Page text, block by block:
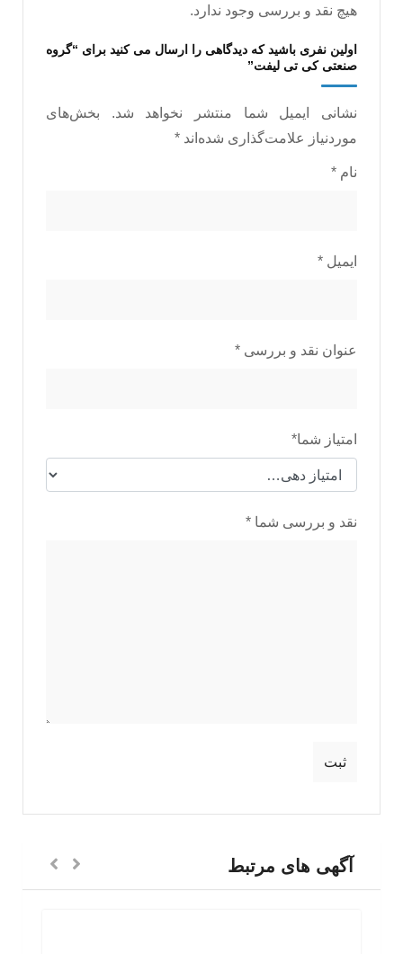
هیچ نقد و بررسی وجود ندارد.
اولین نفری باشید که دیدگاهی را ارسال می کنید برای “گروه
صنعتی کی تی لیفت”
نشانی ایمیل شما منتشر نخواهد شد.
بخش‌های
موردنیاز علامت‌گذاری شده‌اند *
نام *
ایمیل *
عنوان نقد و بررسی *
امتیاز شما*
نقد و بررسی شما *
آگهی های مرتبط